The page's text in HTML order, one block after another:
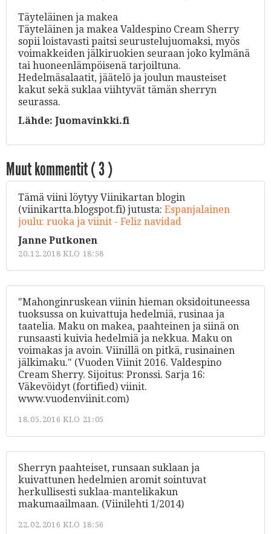
Täyteläinen ja makea
Täyteläinen ja makea Valdespino Cream Sherry
sopii loistavasti paitsi seurustelujuomaksi, myös
voimakkeiden jälkiruokien seuraan joko kylmänä
tai huoneenlämpöisenä tarjoiltuna.
Hedelmäsalaatit, jäätelö ja joulun mausteiset
kakut sekä suklaa viihtyvät tämän sherryn
seurassa.
Lähde: Juomavinkki.fi
Muut kommentit (3)
Tämä viini löytyy Viinikartan blogin
(viinikartta.blogspot.fi) jutusta: Espanjalainen
joulu: ruoka ja viinit - Feliz navidad
Janne Putkonen
20.12.2018 KLO 18:58
"Mahonginruskean viinin hieman oksidoituneessa
tuoksussa on kuivattuja hedelmiä, rusinaa ja
taatelia. Maku on makea, paahteinen ja siinä on
runsaasti kuivia hedelmiä ja nekkua. Maku on
voimakas ja avoin. Viinillä on pitkä, rusinainen
jälkimaku." (Vuoden Viinit 2016. Valdespino
Cream Sherry. Sijoitus: Pronssi. Sarja 16:
Väkevöidyt (fortified) viinit.
www.vuodenviinit.com)
18.05.2016 KLO 21:05
Sherryn paahteiset, runsaan suklaan ja
kuivattunen hedelmien aromit sointuvat
herkullisesti suklaa-mantelikakun
makumaailmaan. (Viinilehti 1/2014)
22.02.2016 KLO 18:56